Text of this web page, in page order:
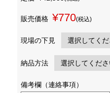
販売価格 ¥770(税込)
現場の下見
納品方法
備考欄（連絡事項）